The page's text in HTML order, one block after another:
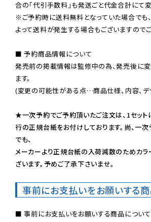
※ご予約時に送料無料となっていた場合でも
よって送料が発生する場合もございますので
■ 予約商品情報について
発売前の掲載情報は監修中の為、発売後に
ます。
(変更の可能性がある点…商品仕様、内容、デ
★一次予約でご予約頂いたご注文は、1セット
行の正規台紙をお付けしております。尚、一
でも、
メーカーより正規台紙の入荷減数のためカ
ざいます。予めご了承下さいませ。
事前にお支払いをお願いする
■ 事前にお支払いをお願いする商品につい